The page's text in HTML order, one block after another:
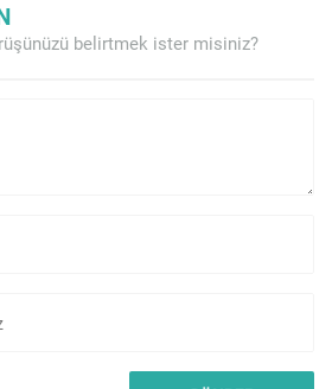
belirtmek ister misiniz?